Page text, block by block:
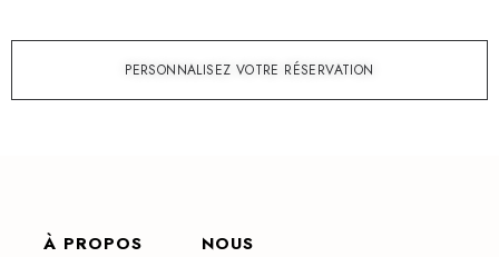
PERSONNALISEZ VOTRE RÉSERVATION
À PROPOS
NOUS